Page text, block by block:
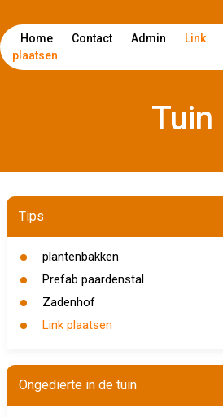
Home Contact Admin
Link
plaatsen
Tuin
Tips
plantenbakken
Prefab paardenstal
Zadenhof
Link plaatsen
Ongedierte in de tuin